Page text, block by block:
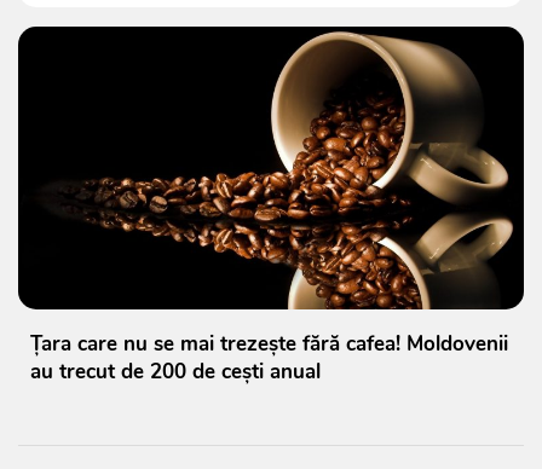
Țara care nu se mai trezește fără cafea! Moldovenii
au trecut de 200 de cești anual